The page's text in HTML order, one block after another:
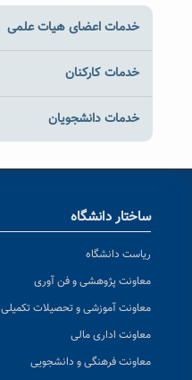
خدمات اعضای هیات علمی
خدمات کارکنان
خدمات دانشجویان
ساختار دانشگاه
ریاست دانشگاه
معاونت پژوهشی و فن آوری
معاونت آموزشی و تحصیلات تکمیلی
معاونت اداری مالی
معاونت فرهنگی و دانشجویی